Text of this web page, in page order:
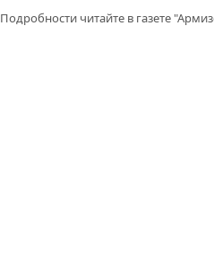
Подробности читайте в газете